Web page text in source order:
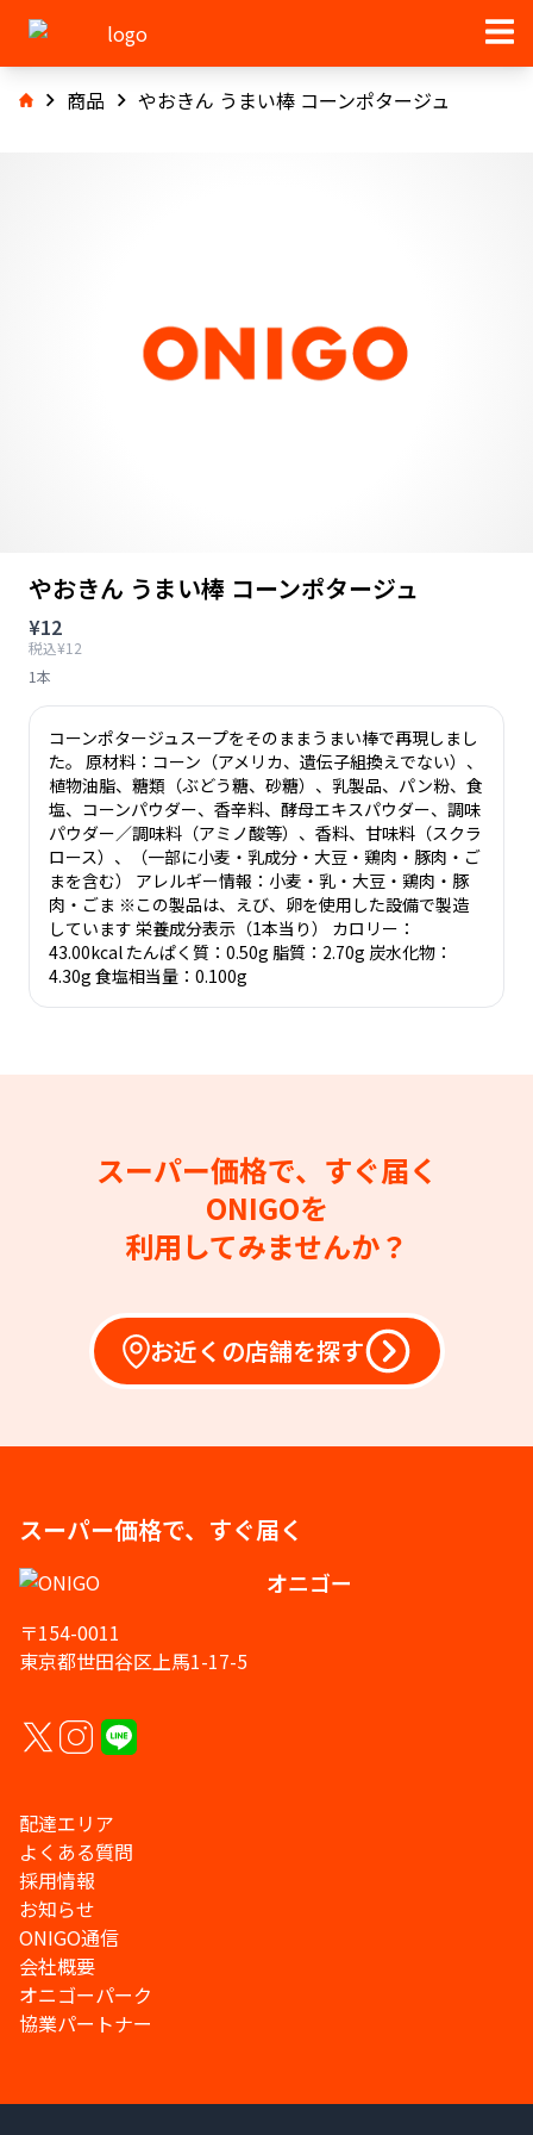
商品 やおきん うまい棒 コーンポタージュ
やおきん うまい棒 コーンポタージュ
¥12
税込¥12
1本
コーンポタージュスープをそのままうまい棒で再現しまし
た。 原材料：コーン（アメリカ、遺伝子組換えでない）、
植物油脂、糖類（ぶどう糖、砂糖）、乳製品、パン粉、食
塩、コーンパウダー、香辛料、酵母エキスパウダー、調味
パウダー／調味料（アミノ酸等）、香料、甘味料（スクラ
ロース）、（一部に小麦・乳成分・大豆・鶏肉・豚肉・ご
まを含む） アレルギー情報：小麦・乳・大豆・鶏肉・豚
肉・ごま ※この製品は、えび、卵を使用した設備で製造
しています 栄養成分表示（1本当り） カロリー：
43.00kcal たんぱく質：0.50g 脂質：2.70g 炭水化物：
4.30g 食塩相当量：0.100g
スーパー価格で、すぐ届く
ONIGOを
利用してみませんか？
お近くの店舗を探す
スーパー価格で、すぐ届く
オニゴー
〒154-0011
東京都世田谷区上馬1-17-5
配達エリア
よくある質問
採用情報
お知らせ
ONIGO通信
会社概要
オニゴーパーク
協業パートナー